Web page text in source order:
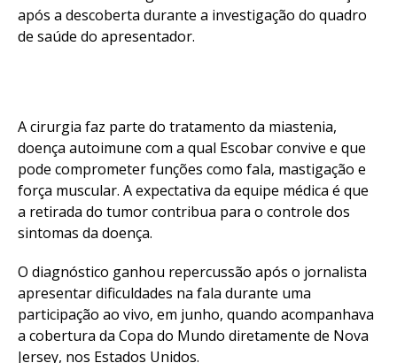
após a descoberta durante a investigação do quadro
de saúde do apresentador.
A cirurgia faz parte do tratamento da miastenia,
doença autoimune com a qual Escobar convive e que
pode comprometer funções como fala, mastigação e
força muscular. A expectativa da equipe médica é que
a retirada do tumor contribua para o controle dos
sintomas da doença.
O diagnóstico ganhou repercussão após o jornalista
apresentar dificuldades na fala durante uma
participação ao vivo, em junho, quando acompanhava
a cobertura da Copa do Mundo diretamente de Nova
Jersey, nos Estados Unidos.